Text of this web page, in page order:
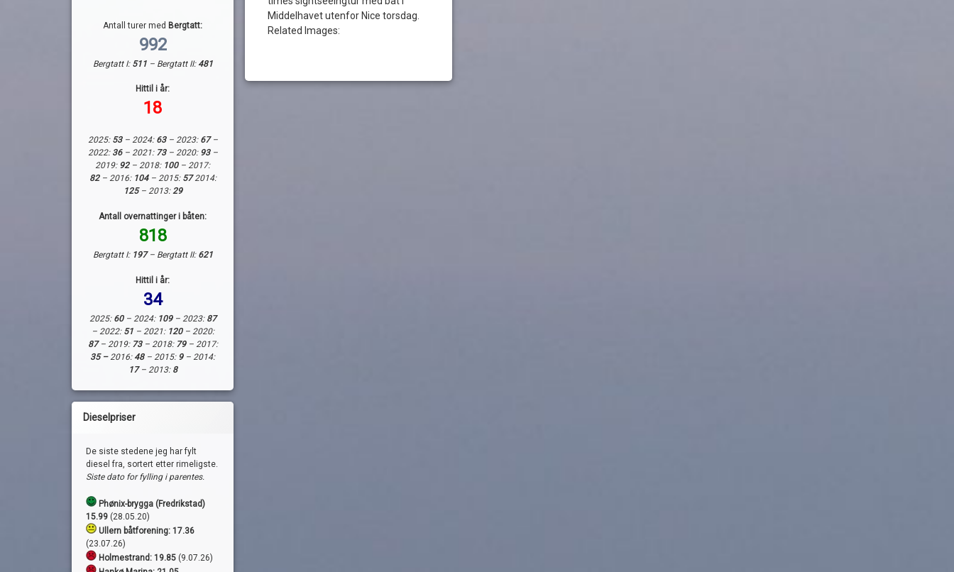
Middelhavet utenfor Nice torsdag.
Related Images:
Antall turer med Bergtatt:
992
Bergtatt I: 511 – Bergtatt II:481
Hittil i år:
18
2025: 53– 2024:63– 2023: 67–
2022: 36– 2021: 73– 2020: 93–
2019: 92– 2018: 100 – 2017:
82– 2016: 104– 2015: 572014:
125– 2013:29
Antall overnattinger i båten:
818
Bergtatt I: 197– Bergtatt II: 621
Hittil i år:
34
2025: 60– 2024: 109– 2023: 87
– 2022: 51– 2021: 120– 2020:
87– 2019: 73– 2018: 79– 2017:
35 –2016:48– 2015: 9 – 2014:
17– 2013: 8
Dieselpriser
De siste stedene jeg har fylt
diesel fra, sortert etter rimeligste.
Siste dato for fylling i parentes.
Phønix-brygga (Fredrikstad)
15.99 (28.05.20)
Ullern båtforening: 17.36
(23.07.26)
Holmestrand: 19.85(9.07.26)